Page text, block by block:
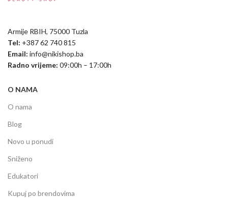
Armije RBIH, 75000 Tuzla
Tel: +387 62 740 815
Email: info@nikishop.ba
Radno vrijeme: 09:00h – 17:00h
O NAMA
O nama
Blog
Novo u ponudi
Sniženo
Edukatori
Kupuj po brendovima